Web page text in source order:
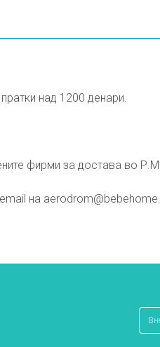
над 1200 денари.
фирми за достава во
на